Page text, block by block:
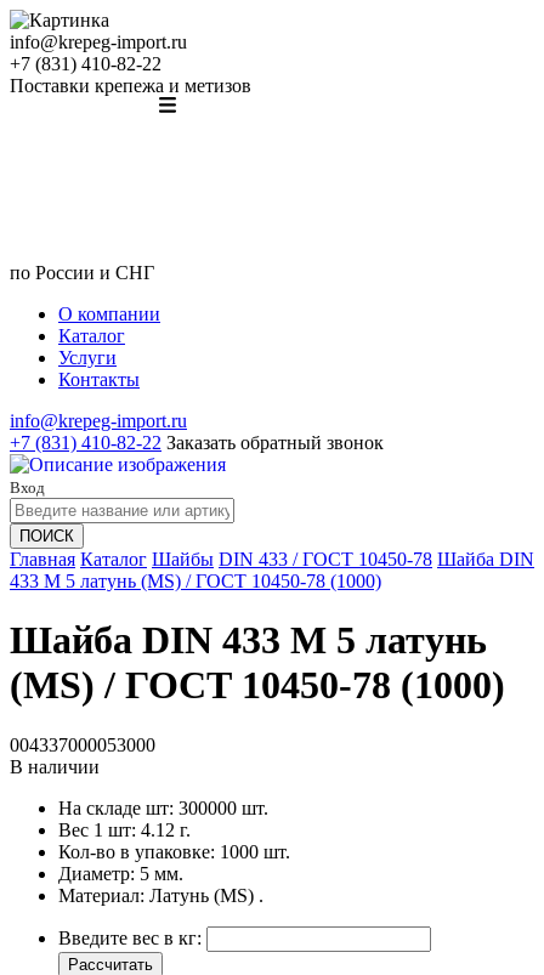
info@krepeg-import.ru
+7 (831) 410-82-22
Поставки крепежа и метизов
по России и СНГ
О компании
Каталог
Услуги
Контакты
info@krepeg-import.ru
+7 (831) 410-82-22 Заказать обратный звонок
Вход
ПОИСК
Главная Каталог Шайбы DIN 433 / ГОСТ 10450-78 Шайба DIN
433 M 5 латунь (MS) / ГОСТ 10450-78 (1000)
Шайба DIN 433 M 5 латунь
(MS) / ГОСТ 10450-78 (1000)
004337000053000
В наличии
На складе шт: 300000 шт.
Вес 1 шт: 4.12 г.
Кол-во в упаковке: 1000 шт.
Диаметр: 5 мм.
Материал: Латунь (MS) .
Введите вес в кг:
Рассчитать